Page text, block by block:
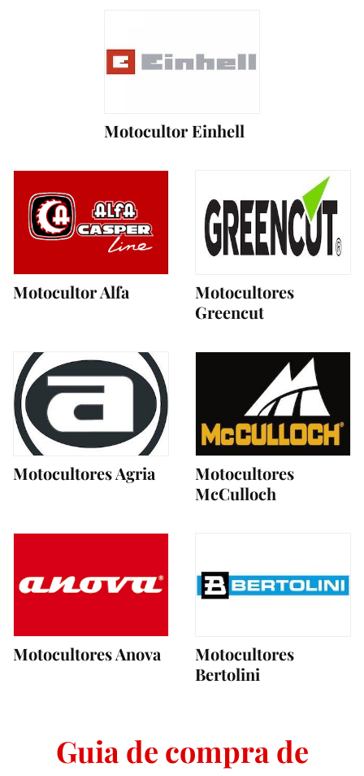
Motocultor Einhell
Motocultor Alfa
Motocultores
Greencut
Motocultores Agria
Motocultores
McCulloch
Motocultores Anova
Motocultores
Bertolini
Guia de compra de